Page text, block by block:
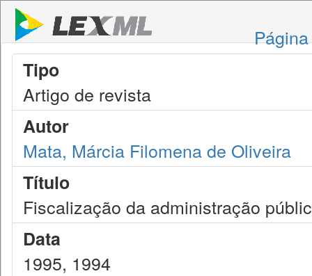
Tipo
Artigo de revista
Autor
Mata, Márcia Filomena de Oliveira
Título
Fiscalização da administração
Data
1995, 1994